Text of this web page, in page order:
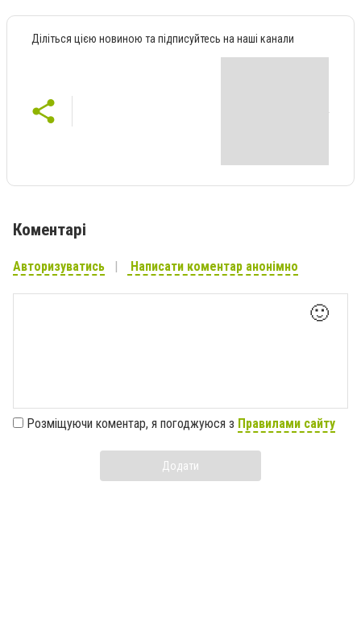
Діліться цією новиною та підписуйтесь на наші канали
Коментарі
Авторизуватись Написати коментар анонімно
🙂
Розміщуючи коментар, я погоджуюся з Правилами сайту
Додати